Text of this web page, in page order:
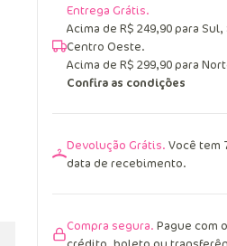
Entrega Grátis.
Acima de R$ 249,90 para
Centro Oeste.
Acima de R$ 299,90 para
Confira as condições
Devolução Grátis. Você tem
data de recebimento.
Compra segura. Pague com